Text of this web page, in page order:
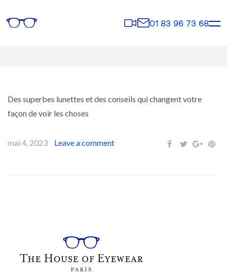
Rendez-
vous
Contact
01 83 96 73 68
Des superbes lunettes et des conseils qui changent votre
façon de voir les choses
mai 4, 2023 Leave a comment